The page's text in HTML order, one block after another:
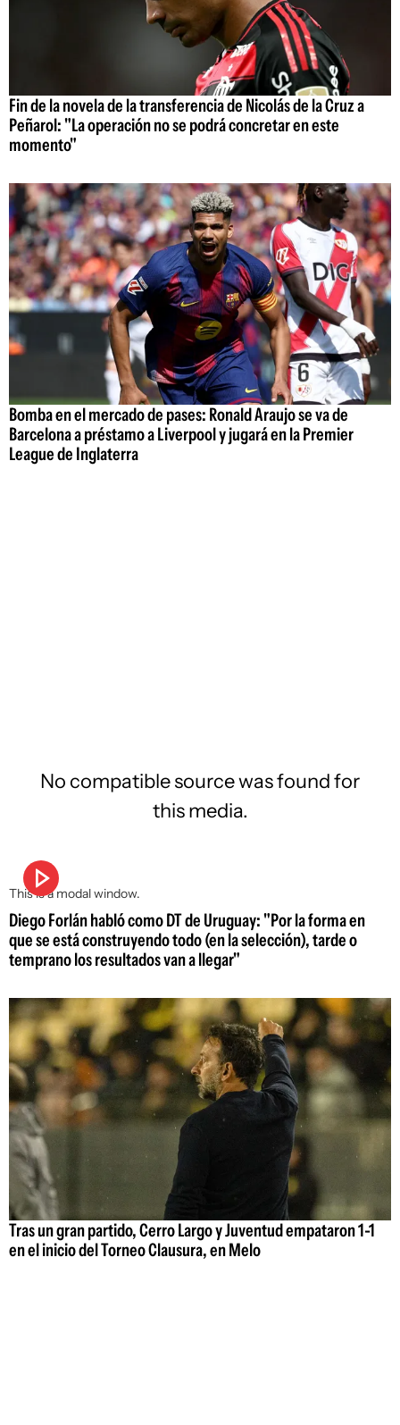
Fin de la novela de la transferencia de Nicolás de la Cruz a
Peñarol: "La operación no se podrá concretar en este
momento"
Bomba en el mercado de pases: Ronald Araujo se va de
Barcelona a préstamo a Liverpool y jugará en la Premier
League de Inglaterra
This is a modal window.
No compatible source was found for
this media.
Diego Forlán habló como DT de Uruguay: "Por la forma en
que se está construyendo todo (en la selección), tarde o
temprano los resultados van a llegar"
Tras un gran partido, Cerro Largo y Juventud empataron 1-1
en el inicio del Torneo Clausura, en Melo